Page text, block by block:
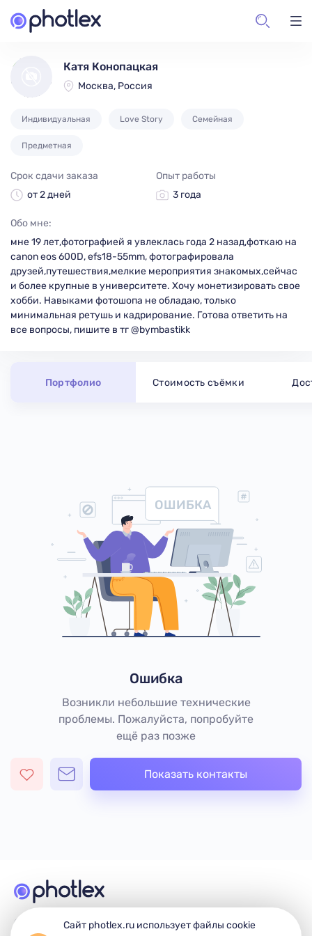
Катя Конопацкая
Москва, Россия
Индивидуальная Love Story Семейная
Предметная
Обо мне:
мне 19 лет,фотографией я увлеклась года 2 назад,фоткаю на
canon eos 600D, efs18-55mm, фотографировала
друзей,путешествия,мелкие мероприятия знакомых,сейчас
и более крупные в университете. Хочу монетизировать свое
хобби. Навыками фотошопа не обладаю, только
минимальная ретушь и кадрирование. Готова ответить на
все вопросы, пишите в тг @bymbastikk
Срок сдачи заказа
от 2 дней
Опыт работы
3 года
Портфолио Стоимость съёмки
ОШИБКА
Ошибка
Возникли небольшие технические
проблемы. Пожалуйста, попробуйте
ещё раз позже
Показать контакты
© 2026 Photlex. Все права защищены.
Сайт photlex.ru использует файлы cookie